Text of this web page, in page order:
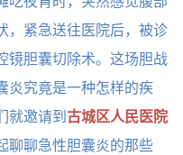
，紧急送往医院后，被诊
镜胆囊切除术。这场胆战
炎究竟是一种怎样的疾
就邀请到 古城区人民医院
聊聊急性胆囊炎的那些